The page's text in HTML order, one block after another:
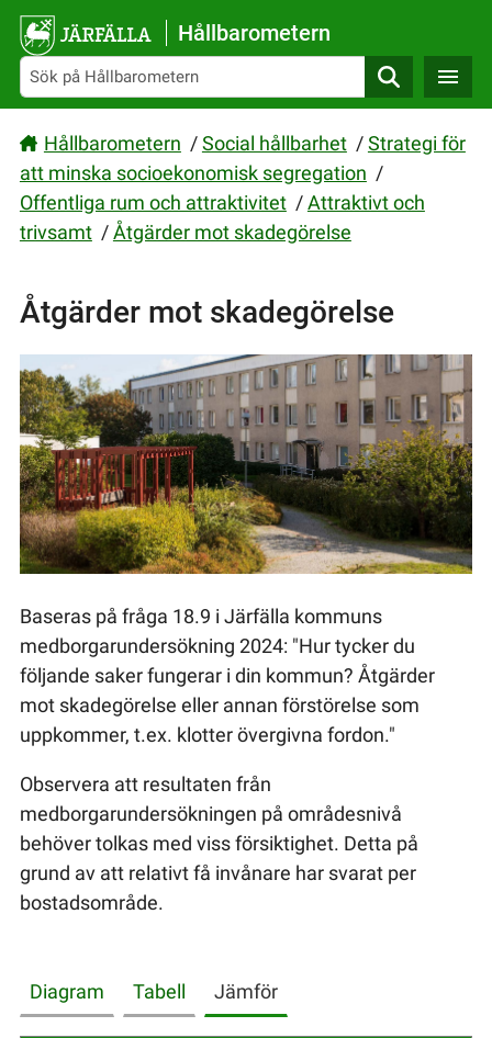
Gå direkt till sidans innehåll
Hållbarometern
Sök
Hållbarometern /Social hållbarhet /Strategi för
att minska socioekonomisk segregation /
Offentliga rum och attraktivitet /Attraktivt och
trivsamt /Åtgärder mot skadegörelse
Åtgärder mot skadegörelse
Baseras på fråga 18.9 i Järfälla kommuns
medborgarundersökning 2024: "Hur tycker du
följande saker fungerar i din kommun? Åtgärder
mot skadegörelse eller annan förstörelse som
uppkommer, t.ex. klotter övergivna fordon."
Observera att resultaten från
medborgarundersökningen på områdesnivå
behöver tolkas med viss försiktighet. Detta på
grund av att relativt få invånare har svarat per
bostadsområde.
Diagram Tabell Jämför